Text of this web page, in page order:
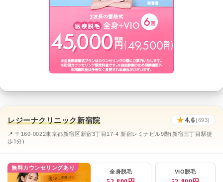
レジーナクリニック新宿院 ★ 4.6(693)
📍 〒160-0022東京都新宿区新宿3丁目17-4 新宿レミナビル9階(新宿三丁目駅徒
歩1分)
無料カウンセリングあり
全身脱毛 VIO脱毛